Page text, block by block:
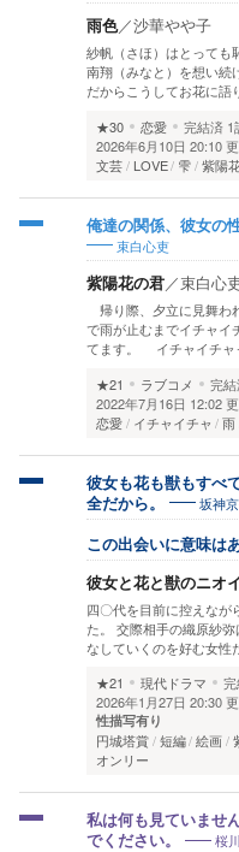
雨色／沙華やや子
紗帆（さほ）はとっても
南翔（みなと）を想い続
だからこうしてお花に
★30
恋愛 完結済 1
2026年6月10日 20:10
文芸
LOVE 雫 紫陽
俺達の関係、彼女の
束白心吏
紫陽花の君／束白心
帰り際、夕立に見舞わ
で雨が止むまでイチャ
てます。 イチャイチャ
★21
ラブコメ 完
2022年7月16日 12:02
恋愛
イチャイチャ 雨
彼女も花も獣もすべ
全だから。
坂神
この出会いに意味はあ
彼女と花と獣のニオ
四〇代を目前に控えなが
た。 交際相手の織原紗
なしていくのを好む女
★21
現代ドラマ
2026年1月27日 20:30
性描写有り
円城塔賞 短編 絵画
オンリー
私は何も見ていませ
でください。
桜